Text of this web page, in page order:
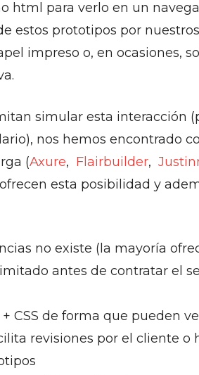
html para verlo en un
estos prototipos por
impreso o, en ocasiones,
simular esta interacción
nos hemos encontrado
(Axure, Flairbuilder,
esta posibilidad y
no existe (la mayoría
antes de contratar el
CSS de forma que pueden
revisiones por el cliente o